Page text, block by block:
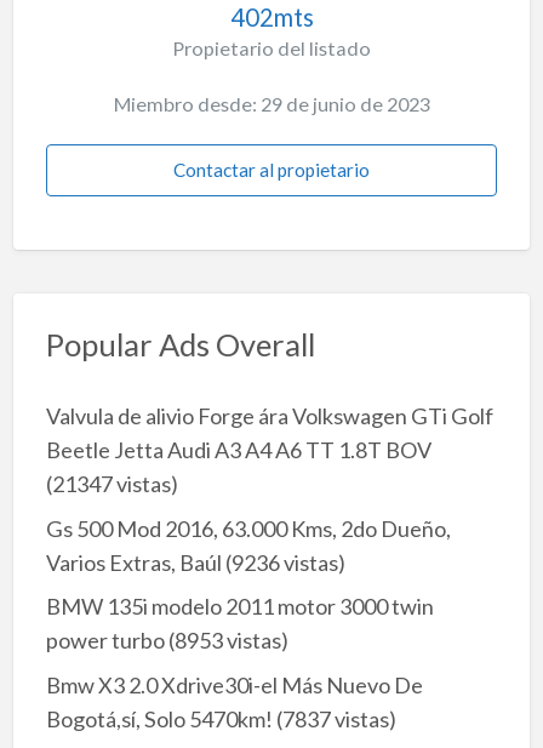
402mts
Propietario del listado
Miembro desde: 29 de junio de 2023
Contactar al propietario
Popular Ads Overall
Valvula de alivio Forge ára Volkswagen GTi Golf
Beetle Jetta Audi A3 A4 A6 TT 1.8T BOV
(21347 vistas)
Gs 500 Mod 2016, 63.000 Kms, 2do Dueño,
Varios Extras, Baúl (9236 vistas)
BMW 135i modelo 2011 motor 3000 twin
power turbo(8953 vistas)
Bmw X3 2.0 Xdrive30i-el Más Nuevo De
Bogotá,sí, Solo 5470km! (7837 vistas)